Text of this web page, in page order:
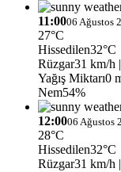
11:0006 Ağustos
27°C
Hissedilen32°C
Rüzgar31 km/h
Yağış Miktarı0
Nem54%
12:0006 Ağustos
28°C
Hissedilen32°C
Rüzgar31 km/h